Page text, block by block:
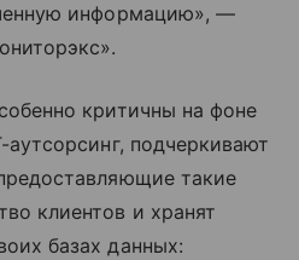
информацию», —
критичны на фоне
аутсорсинг, подчеркивают
такие
клиентов и хранят
базах данных: